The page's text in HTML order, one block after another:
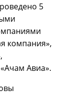
5
компания»,
Авиа».